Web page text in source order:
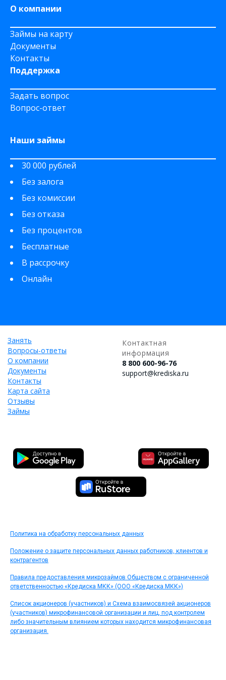
О компании
Займы на карту
Документы
Контакты
Поддержка
Задать вопрос
Вопрос-ответ
Наши займы
30 000 рублей
Без залога
Без комиссии
Без отказа
Без процентов
Бесплатные
В рассрочку
Онлайн
Занять
Вопросы-ответы
О компании
Документы
Контакты
Карта сайта
Отзывы
Займы
Контактная
информация
8 800 600-96-76
support@krediska.ru
Политика на обработку персональных данных
Положение о защите персональных данных работников, клиентов и
контрагентов
Правила предоставления микрозаймов Обществом с ограниченной
ответственностью «Кредиска МКК» (ООО «Кредиска МКК»)
Список акционеров (участников) и Схема взаимосвязей акционеров
(участников) микрофинансовой организации и лиц, под контролем
либо значительным влиянием которых находится микрофинансовая
организация.